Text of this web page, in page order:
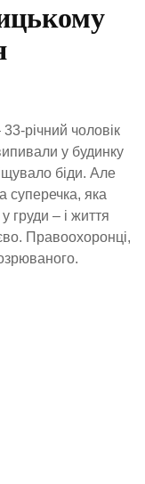
річний чоловік
у будинку
біди. Але
суперечка, яка
груди – і життя
Правоохоронці,